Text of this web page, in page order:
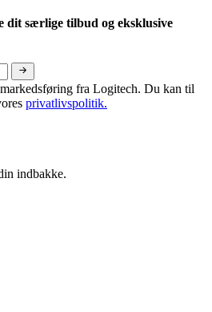
dit særlige tilbud og eksklusive
fra Logitech. Du kan til
privatlivspolitik.
indbakke.